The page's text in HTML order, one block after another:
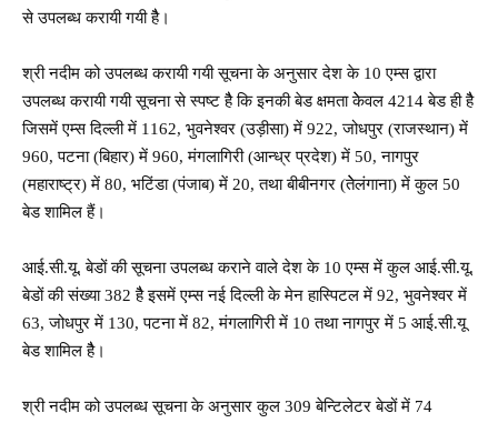
से उपलब्ध करायी गयी हैै।
श्री नदीम को उपलब्ध करायी गयी सूचना के अनुसार देश के 10 एम्स द्वारा
उपलब्ध करायी गयी सूचना से स्पष्ट हैै कि इनकी बेड क्षमता केेवल 4214 बेड ही हैै
जिसमें एम्स दिल्ली में 1162, भुवनेश्वर (उड़ीसा) में 922, जोधपुर (राजस्थान) में
960, पटना (बिहार) में 960, मंगलागिरी (आन्ध्र प्रदेश) में 50, नागपुर
(महाराष्ट्र) में 80, भटिंडा (पंजाब) में 20, तथा बीबीनगर (तेेलंगाना) में कुल 50
बेड शामिल हैं।
आई.सी.यू. बेडों की सूचना उपलब्ध कराने वाले देश के 10 एम्स में कुल आई.सी.यू.
बेडों की संख्या 382 हैै इसमें एम्स नई दिल्ली के मेन हास्पिटल में 92, भुवनेश्वर में
63, जोधपुर में 130, पटना में 82, मंगलागिरी में 10 तथा नागपुर में 5 आई.सी.यू
बेड शामिल हैै।
श्री नदीम को उपलब्ध सूचना के अनुसार कुल 309 बेन्टिलेटर बेडों में 74